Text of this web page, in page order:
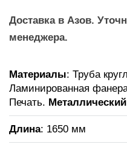
Доставка в Азов.
менеджера.
Материалы: Труба
Ламинированная
Печать.
Длина: 1650 мм